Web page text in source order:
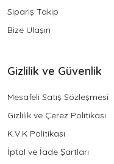
Sipariş Takip
Bize Ulaşın
Gizlilik ve Güvenlik
Mesafeli Satış Sözleşmesi
Gizlilik ve Çerez Politikası
K.V.K Politikası
İptal ve İade Şartları